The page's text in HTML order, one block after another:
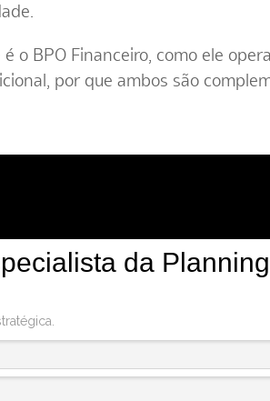
o BPO Financeiro, como ele
por que ambos são
da Planning